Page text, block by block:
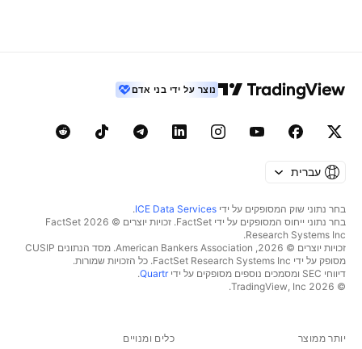
נוצר על ידי בני אדם
עברית
בחר נתוני שוק המסופקים על ידי ICE Data Services
.
בחר נתוני ייחוס המסופקים על ידי FactSet. זכויות יוצרים © 2026 ‏FactSet
Research Systems Inc.‏
זכויות יוצרים © 2026, ‏American Bankers Association. מסד הנתונים CUSIP
מסופק על ידי FactSet Research Systems Inc. כל הזכויות שמורות.
דיווחי SEC ומסמכים נוספים מסופקים על ידי
Quartr
.
© 2026 ‏TradingView, Inc.‏
יותר ממוצר כלים ומנויים